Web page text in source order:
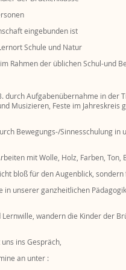
eingebunden ist
Schule und Natur
Rahmen der üblichen Schul-und
durch Aufgabenübernahme in der
Musizieren, Feste im Jahreskreis
Bewegungs-/Sinnesschulung in
mit Wolle, Holz, Farben,
bloß für den Augenblick, sondern
in unserer ganzheitlichen
wandern die Kinder der
ins Gespräch,
an unter :